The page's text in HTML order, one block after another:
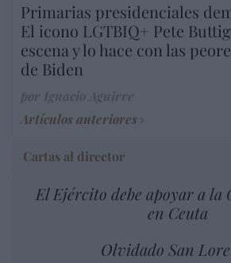
Primarias presidenciales
El icono LGTBIQ+ Pete
escena y lo hace con las
de Biden
Artículos anteriores
Cartas al director
El Ejército debe apoyar a
en Ceuta
Olvidado San